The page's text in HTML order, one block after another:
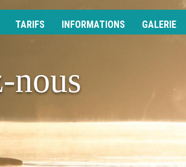
TARIFS INFORMATIONS GALERIE
nous